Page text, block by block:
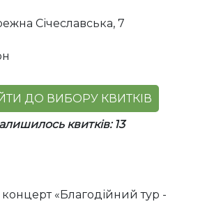
Січеславська, 7
ДО ВИБОРУ КВИТКІВ
квитків: 13
«Благодійний тур -